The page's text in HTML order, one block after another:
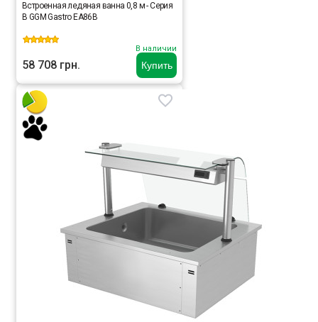
Купить
Встроенная ледяная ванна 0,8 м - Серия
B GGM Gastro EA86B
В наличии
58 708 грн.